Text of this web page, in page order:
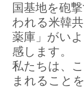
国基地を砲
われる米韓
薬庫」がい
感します。
私たちは、
まれること